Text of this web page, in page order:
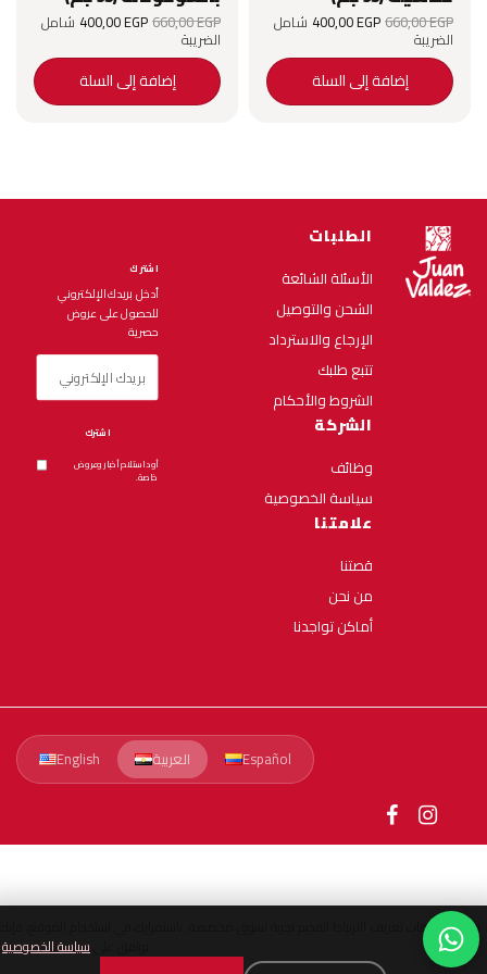
660٫00 السعر الأصلي
هو:
660٫00 EGP.
400٫00EGP السعر الحالي
هو:
400٫00 EGP.
شامل
الضريبة
إضافة إلى السلة
660٫00 السعر الأصلي
هو:
660٫00 EGP.
400٫00EGP السعر الحالي
هو:
400٫00 EGP.
شامل
الضريبة
إضافة إلى السلة
الطلبات
الأسئلة الشائعة
الشحن والتوصيل
الإرجاع والاسترداد
تتبع طلبك
الشروط والأحكام
الشركة
وظائف
سياسة الخصوصية
علامتنا
من نحن
أماكن تواجدنا
أدخل بريدك الإلكتروني
للحصول على عروض
أود استلام أخبار وعروض
English العربية Español
ملفات تعريف الارتباط لتقديم تجربة تسوق مخصصة. باستمرارك في استخدام الموقع، فإنك
سياسة الخصوصية.